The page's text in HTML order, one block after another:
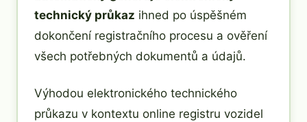
technický průkaz ihned po úspěšném
dokončení registračního procesu a ověření
všech potřebných dokumentů a údajů.
Výhodou elektronického technického
průkazu v kontextu online registru vozidel